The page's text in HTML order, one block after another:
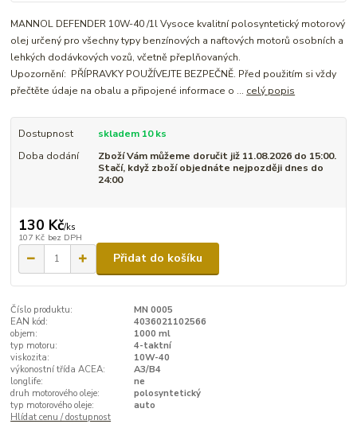
MANNOL DEFENDER 10W-40 /1l Vysoce kvalitní polosyntetický motorový
olej určený pro všechny typy benzínových a naftových motorů osobních a
lehkých dodávkových vozů, včetně přeplňovaných.
Upozornění: PŘÍPRAVKY POUŽÍVEJTE BEZPEČNĚ. Před použitím si vždy
přečtěte údaje na obalu a připojené informace o ... celý popis
Dostupnost
skladem 10 ks
Doba dodání
Zboží Vám můžeme doručit již 11.08.2026 do 15:00.
Stačí, když zboží objednáte nejpozději dnes do
24:00
130 Kč/ks
107 Kč bez DPH
Přidat do košíku
Číslo produktu:
MN 0005
EAN kód:
4036021102566
objem:
1000 ml
typ motoru:
4-taktní
viskozita:
10W-40
výkonostní třída ACEA:
A3/B4
longlife:
ne
druh motorového oleje:
polosyntetický
typ motorového oleje:
auto
Hlídat cenu / dostupnost